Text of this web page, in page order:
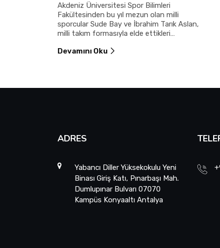
Akdeniz Üniversitesi Spor Bilimleri
Fakültesinden bu yıl mezun olan milli
sporcular Sude Bay ve İbrahim Tarık Aslan,
milli takım formasıyla elde ettikleri
Türkiye’ye gurur yaşattı.
Devamını Oku
ADRES
Yabancı Diller Yüksekokulu Yeni
Binası Giriş Katı, Pınarbaşı Mah.
Dumlupınar Bulvarı 07070
Kampüs Konyaaltı Antalya